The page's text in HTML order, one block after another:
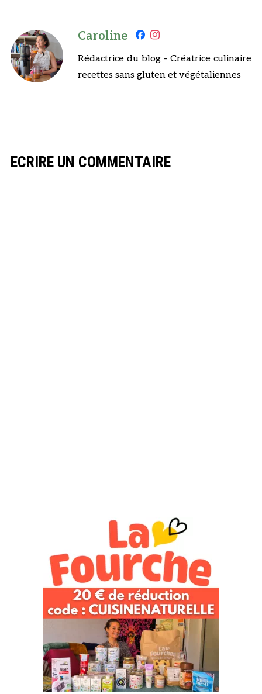
Caroline
Rédactrice du blog - Créatrice culinaire
recettes sans gluten et végétaliennes
ECRIRE UN COMMENTAIRE